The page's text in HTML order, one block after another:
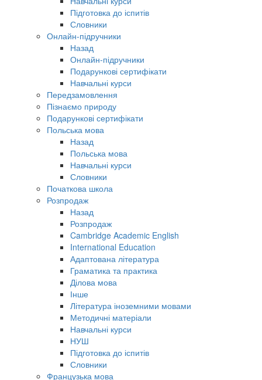
Підготовка до іспитів
Словники
Онлайн-підручники
Назад
Онлайн-підручники
Подарункові сертифікати
Навчальні курси
Передзамовлення
Пізнаємо природу
Подарункові сертифікати
Польська мова
Назад
Польська мова
Навчальні курси
Словники
Початкова школа
Розпродаж
Назад
Розпродаж
Cambridge Academic English
International Education
Адаптована література
Граматика та практика
Ділова мова
Інше
Література іноземними мовами
Методичні матеріали
Навчальні курси
НУШ
Підготовка до іспитів
Словники
Французька мова